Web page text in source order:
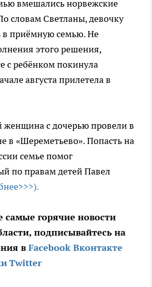
вмешались норвежские
словам Светланы, девочку
в приёмную семью. Не
этого решения,
с ребёнком покинула
августа прилетела в
женщина с дочерью провели в
в «Шереметьево». Попасть на
семье помог
по правам детей Павел
самые горячие новости
подписывайтесь на
в Facebook Вконтакте
Twitter